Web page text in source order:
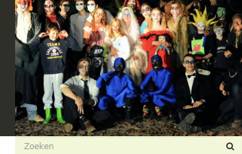
Zoekveld